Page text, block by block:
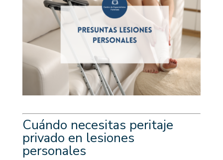
Cuándo necesitas peritaje
privado en lesiones
personales